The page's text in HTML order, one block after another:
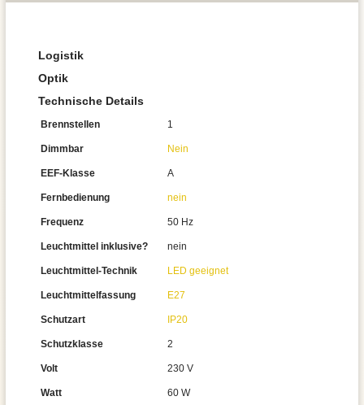
Logistik
Optik
Technische Details
Brennstellen 1
Dimmbar Nein
EEF-Klasse A
Fernbedienung nein
Frequenz 50 Hz
Leuchtmittel inklusive? nein
Leuchtmittel-Technik LED geeignet
Leuchtmittelfassung E27
Schutzart IP20
Schutzklasse 2
Volt 230 V
Watt 60 W